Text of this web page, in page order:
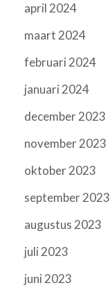
april 2024
maart 2024
februari 2024
januari 2024
december 2023
november 2023
oktober 2023
september 2023
augustus 2023
juli 2023
juni 2023